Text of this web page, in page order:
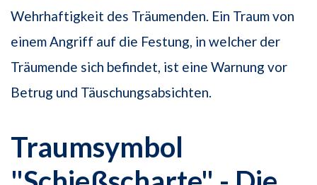
Wehrhaftigkeit des Träumenden. Ein Traum von
einem Angriff auf die Festung, in welcher der
Träumende sich befindet, ist eine Warnung vor
Betrug und Täuschungsabsichten.
Traumsymbol